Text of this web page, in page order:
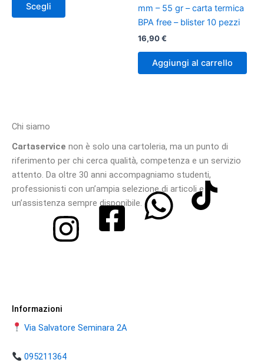
Scegli
nella
mm – 55 gr – carta termica
BPA free – blister 10 pezzi
16,90€
Aggiungi al carrello
Chi siamo
Cartaservice non è solo una cartoleria, ma un punto di
riferimento per chi cerca qualità, competenza e un servizio
attento. Da oltre 30 anni accompagniamo studenti,
professionisti con un’ampia selezione di articoli e
un’assistenza sempre disponibile.
Informazioni
Via Salvatore Seminara 2A
095211364